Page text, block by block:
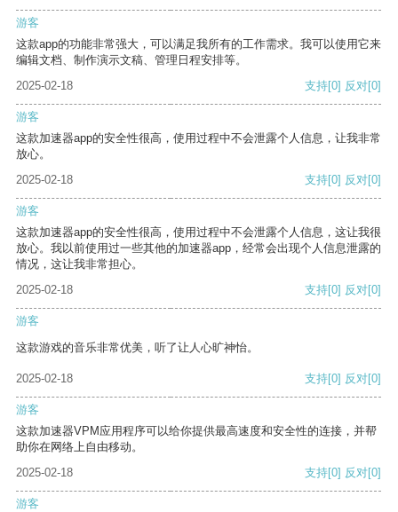
游客
这款app的功能非常强大，可以满足我所有的工作需求。我可以使用它来
编辑文档、制作演示文稿、管理日程安排等。
2025-02-18
支持[0] 反对[0]
游客
这款加速器app的安全性很高，使用过程中不会泄露个人信息，让我非常
放心。
2025-02-18
支持[0] 反对[0]
游客
这款加速器app的安全性很高，使用过程中不会泄露个人信息，这让我很
放心。我以前使用过一些其他的加速器app，经常会出现个人信息泄露的
情况，这让我非常担心。
2025-02-18
支持[0] 反对[0]
游客
这款游戏的音乐非常优美，听了让人心旷神怡。
2025-02-18 支持[0] 反对[0]
游客
这款加速器VPM应用程序可以给你提供最高速度和安全性的连接，并帮
助你在网络上自由移动。
2025-02-18
支持[0] 反对[0]
游客